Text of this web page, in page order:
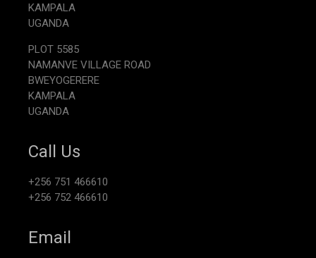
KAMPALA
UGANDA
PLOT 5585
NAMANVE VILLAGE ROAD
BWEYOGERERE
KAMPALA
UGANDA
Call Us
+256 751 466610
+256 752 466610
Email